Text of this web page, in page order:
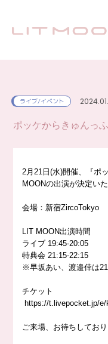
ライブ/イベント
ポッケからきゅんっ
2月21日(水)開催、『ポ
MOONの出演が決定い
会場：新宿ZircoTokyo
LIT MOON出演時間
ライブ 19:45-20:05
特典会 21:15-22:15
※早坂あい、渡邉倖は
チケット
https://t.livepocket.jp/
ご来場、お待ちしており